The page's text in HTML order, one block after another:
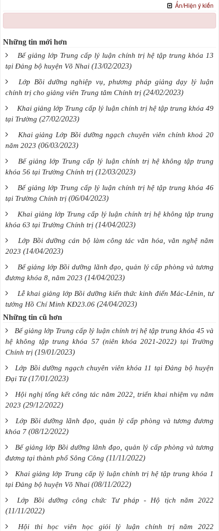
Ẩn/Hiện ý kiến
Những tin mới hơn
Bế giảng lớp Trung cấp lý luận chính trị hệ tập trung khóa 13
tại Đảng bộ huyện Võ Nhai (13/02/2023)
Lớp Bồi dưỡng nghiệp vụ, phương pháp giảng dạy lý luận
chính trị cho giảng viên Trung tâm Chính trị (24/02/2023)
Khai giảng lớp Trung cấp lý luận chính trị hệ tập trung khóa 49
tại Trường (27/02/2023)
Khai giảng Lớp Bồi dưỡng ngạch chuyên viên chính khoá 20
năm 2023 (06/03/2023)
Bế giảng lớp Trung cấp lý luận chính trị hệ không tập trung
khóa 56 tại Trường Chính trị (12/03/2023)
Bế giảng lớp Trung cấp lý luận chính trị hệ tập trung khóa 46
tại Trường Chính trị (06/04/2023)
Khai giảng lớp Trung cấp lý luận chính trị hệ không tập trung
khóa 63 tại Trường Chính trị (14/04/2023)
Lớp Bồi dưỡng cán bộ làm công tác văn hóa, văn nghệ năm
2023 (14/04/2023)
Bế giảng lớp Bồi dưỡng lãnh đạo, quản lý cấp phòng và tương
đương khóa 8, năm 2023 (14/04/2023)
Lễ khai giảng lớp Bồi dưỡng kiến thức kinh điển Mác-Lênin, tư
tưởng Hồ Chí Minh KĐ23.06 (24/04/2023)
Những tin cũ hơn
Bế giảng lớp Trung cấp lý luận chính trị hệ tập trung khóa 45 và
hệ không tập trung khóa 57 (niên khóa 2021-2022) tại Trường
Chính trị (19/01/2023)
Lớp Bồi dưỡng ngạch chuyên viên khóa 11 tại Đảng bộ huyện
Đại Từ (17/01/2023)
Hội nghị tổng kết công tác năm 2022, triển khai nhiệm vụ năm
2023 (29/12/2022)
Lớp Bồi dưỡng lãnh đạo, quản lý cấp phòng và tương đương
khóa 7 (08/12/2022)
Bế giảng lớp Bồi dưỡng lãnh đạo, quản lý cấp phòng và tương
đương tại thành phố Sông Công (11/11/2022)
Khai giảng lớp Trung cấp lý luận chính trị hệ tập trung khóa 1
tại Đảng bộ huyện Võ Nhai (08/11/2022)
Lớp Bồi dưỡng công chức Tư pháp - Hộ tịch năm 2022
(11/11/2022)
Hội thi học viên học giỏi lý luận chính trị năm 2022